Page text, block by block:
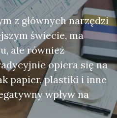
z głównych narzędzi
świecie, ma
ale również
opiera się na
papier, plastiki i inne
wpływ na